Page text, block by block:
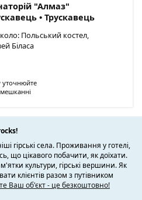
"Алмаз"
• Трускавець
Польський костел,
Біласа
уточнюйте
гірські села. Проживання у готелі,
що цікавого побачити, як доїхати.
культури, гірські вершини. Як
клієнтів разом з путівником
Ваш об'єкт - це безкоштовно!